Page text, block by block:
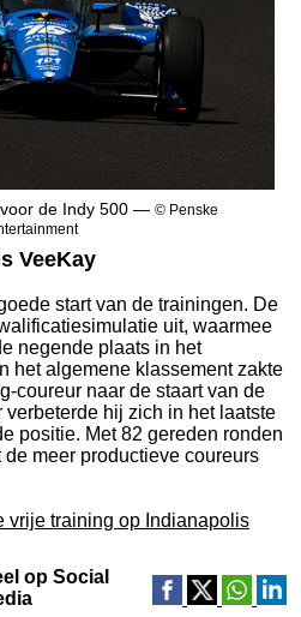
de Indy 500 — © Penske
VeeKay
start van de trainingen. De
uit, waarmee
negende plaats in het
het algemene klassement zakte
coureur naar de staart van de
hij zich in het laatste
positie. Met 82 gereden ronden
meer productieve coureurs
vrije training op Indianapolis
op Social